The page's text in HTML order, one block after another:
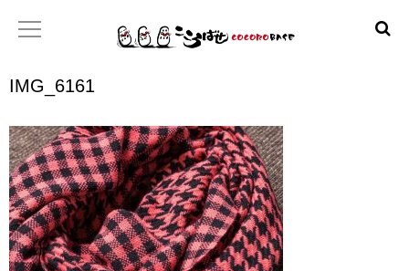
こころばせ
製品
お店
IMG_6161